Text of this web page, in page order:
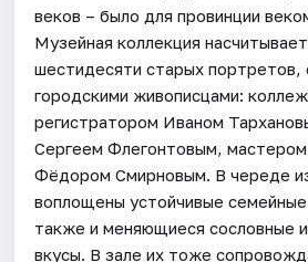
веков – было для провинции
Музейная коллекция
шестидесяти старых портретов,
городскими живописцами:
регистратором Иваном
Сергеем Флегонтовым, мастером
Фёдором Смирновым. В череде
воплощены устойчивые
также и меняющиеся сословные
вкусы. В зале их тоже